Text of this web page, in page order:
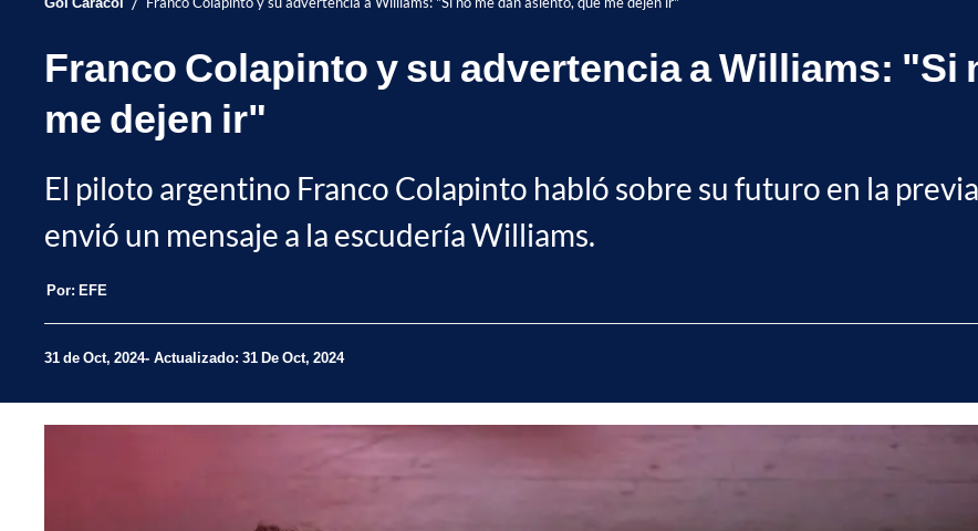
Franco Colapinto y su advertencia a Williams: "Si
me dejen ir"
El piloto argentino Franco Colapinto habló sobre su futuro en la
envió un mensaje a la escudería Williams.
Por: EFE
31 de Oct, 2024 Actualizado: 31 De Oct, 2024